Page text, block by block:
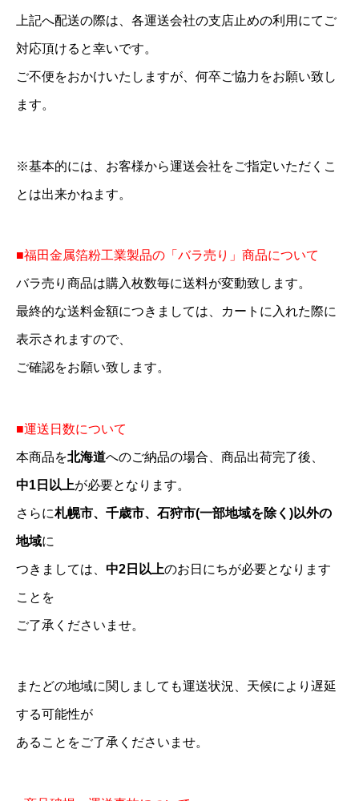
上記へ配送の際は、各運送会社の支店止めの利用にてご
対応頂けると幸いです。
ご不便をおかけいたしますが、何卒ご協力をお願い致し
ます。
※基本的には、お客様から運送会社をご指定いただくこ
とは出来かねます。
■福田金属箔粉工業製品の「バラ売り」商品について
バラ売り商品は購入枚数毎に送料が変動致します。
最終的な送料金額につきましては、カートに入れた際に
表示されますので、
ご確認をお願い致します。
■運送日数について
本商品を北海道へのご納品の場合、商品出荷完了後、
中1日以上が必要となります。
さらに札幌市、千歳市、石狩市(一部地域を除く)以外の
地域に
つきましては、 中2日以上のお日にちが必要となります
ことを
ご了承くださいませ。
またどの地域に関しましても運送状況、天候により遅延
する可能性が
あることをご了承くださいませ。